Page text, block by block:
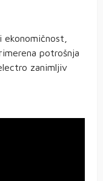
potrošnja
zanimljiv